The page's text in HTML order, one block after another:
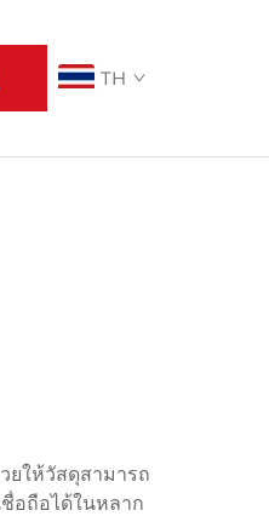
TH
ยให้วัสดุสามารถ
อถือได้ในหลาก